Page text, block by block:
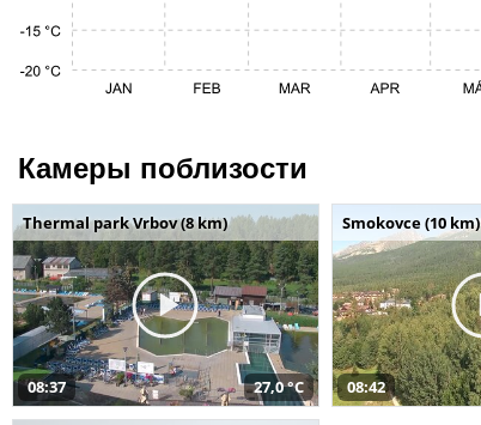
Камеры поблизости
Thermal park Vrbov (8 km)
08:37 27,0 °C
Smokovce (10 km)
08:42